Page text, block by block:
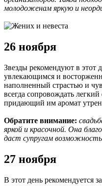
молодоженам яркую и
26 ноября
Звезды рекомендуют в этот
увлекающимся и
наполненный страстью и
всегда сопровождать
придающий им аромат
Обратите внимание:
яркой и красочной. Она
даст супругам
27 ноября
В этот день рекомендуется